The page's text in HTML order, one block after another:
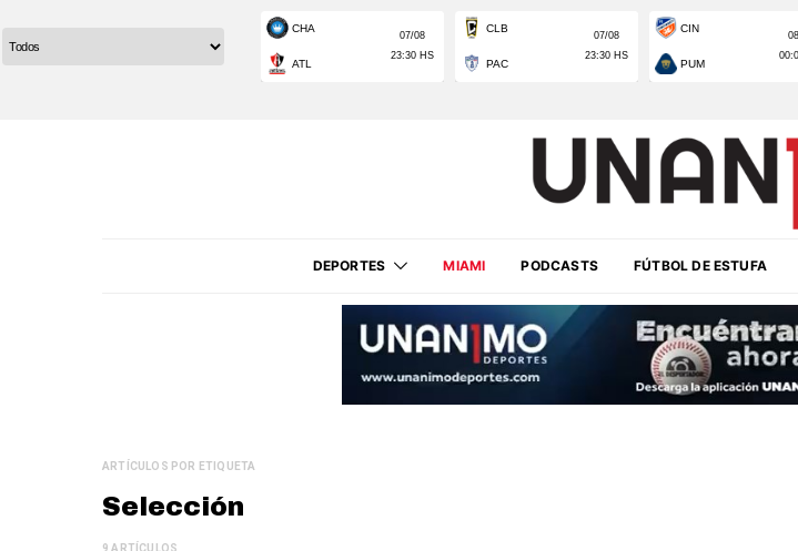
DEPORTES MIAMI PODCASTS FÚTBOL DE ESTUFA
ARTÍCULOS POR ETIQUETA
Selección
9 ARTÍCULOS